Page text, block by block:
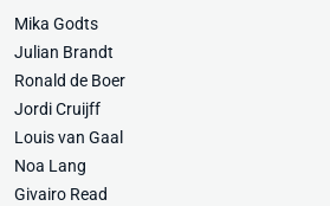
Mika Godts
Julian Brandt
Ronald de Boer
Jordi Cruijff
Louis van Gaal
Noa Lang
Givairo Read